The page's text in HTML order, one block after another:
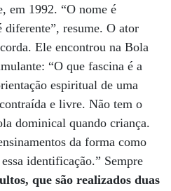
em 1992. “O nome é
resume. O ator
Ele encontrou na Bola
“O que fascina é a
espiritual de uma
e livre. Não tem o
dominical quando criança.
da forma como
identificação.” Sempre
que são realizados duas